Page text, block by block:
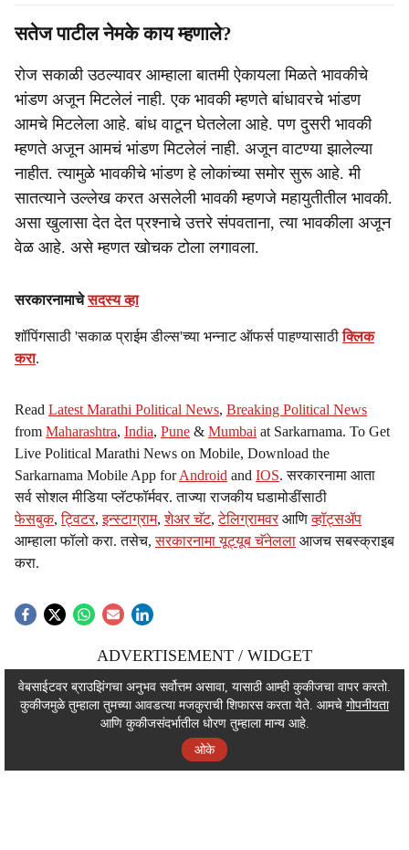
सतेज पाटील नेमके काय म्हणाले?
रोज सकाळी उठल्यावर आम्हाला बातमी ऐकायला मिळते भावकीचे
भांडण अजून मिटलेलं नाही. एक भावकी म्हणते बांधावरचे भांडण
आमचे मिटलेला आहे. बांध वाटून घेतलेला आहे. पण दुसरी भावकी
म्हणते अजून आमचं भांडण मिटलेलं नाही. अजून वाटण्या झालेल्या
नाहीत. त्यामुळे भावकीचे भांडण हे लोकांच्या समोर सुरू आहे. मी
सातत्याने उल्लेख करत असलेली भावकी म्हणजे महायुतीतील भावकी.
असा खुलासा देत देत प्रश्नाचे उत्तरे संपवताना, त्या भावकीला अजून
वेळ आहे. असे म्हणत खोचक टोला लगावला.
सरकारनामाचेसदस्य व्हा
शॉपिंगसाठी 'सकाळ प्राईम डील्स'च्या भन्नाट ऑफर्स पाहण्यासाठीक्लिक
करा.
Read Latest Marathi Political News, Breaking Political News
from Maharashtra, India, Pune & Mumbai at Sarkarnama. To Get
Live Political Marathi News on Mobile, Download the
Sarkarnama Mobile App forAndroid and IOS. सरकारनामा आता
सर्व सोशल मीडिया प्लॅटफॉर्मवर. ताज्या राजकीय घडामोडींसाठी
फेसबुक,ट्विटर,इन्स्टाग्राम,शेअर चॅट,टेलिग्रामवर आणिव्हॉट्सॲप
आम्हाला फॉलो करा. तसेच,सरकारनामा यूट्यूब चॅनेलला आजच सबस्क्राइब
करा.
ADVERTISEMENT / WIDGET
ADVERTISEMENT / WIDGET
ADVERTISEMENT / WIDGET
वेबसाईटवर ब्राउझिंगचा अनुभव सर्वोत्तम असावा, यासाठी आम्ही कुकीजचा वापर करतो.
कुकीजमुळे तुम्हाला तुमच्या आवडत्या मजकुराची शिफारस करता येते. आमचे गोपनीयता
आणि कुकीजसंदर्भातील धोरण तुम्हाला मान्य आहे.
ओके